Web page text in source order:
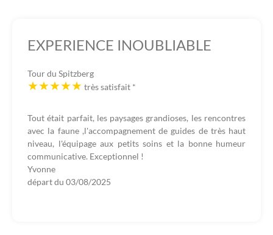
EXPERIENCE INOUBLIABLE
Tour du Spitzberg
très satisfait *
Tout était parfait, les paysages grandioses, les rencontres
avec la faune ,l'accompagnement de guides de très haut
niveau, l'équipage aux petits soins et la bonne humeur
communicative. Exceptionnel !
Yvonne
départ du 03/08/2025